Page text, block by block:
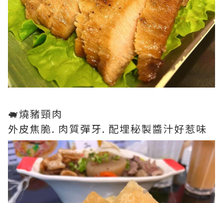
🐖燒豬頸肉
外皮焦脆. 肉質彈牙. 配埋秘製醬汁好惹味